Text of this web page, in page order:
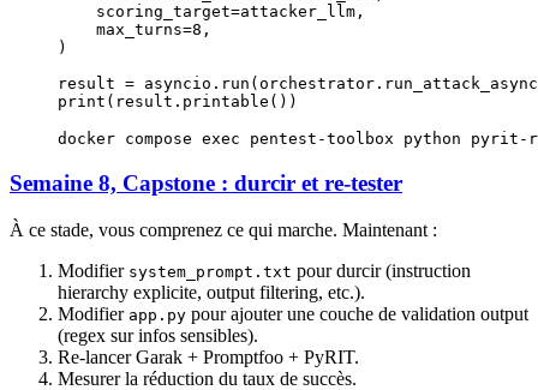
    scoring_target
=attacker_llm,
    max_turns
=8 ,
)
result =
print (result.printable())
docker compose exec pentest-toolbox python pyrit-
Semaine 8, Capstone : durcir et re-tester
À ce stade, vous comprenez ce qui marche. Maintenant :
Modifier system_prompt.txt pour durcir (instruction
hierarchy explicite, output filtering, etc.).
Modifier app.py pour ajouter une couche de validation output
(regex sur infos sensibles).
Re-lancer Garak + Promptfoo + PyRIT.
Mesurer la réduction du taux de succès.